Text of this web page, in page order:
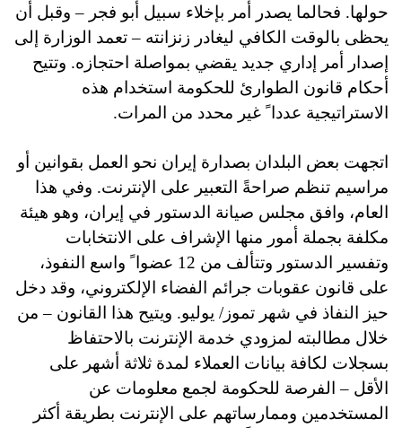
حولها. فحالما يصدر أمر بإخلاء سبيل أبو فجر – وقبل أن
يحظى بالوقت الكافي ليغادر زنزانته – تعمد الوزارة إلى
إصدار أمر إداري جديد يقضي بمواصلة احتجازه. وتتيح
أحكام قانون الطوارئ للحكومة استخدام هذه
الاستراتيجية عددا ً غير محدد من المرات.
اتجهت بعض البلدان بصدارة إيران نحو العمل بقوانين أو
مراسيم تنظم صراحةً التعبير على الإنترنت. وفي هذا
العام، وافق مجلس صيانة الدستور في إيران، وهو هيئة
مكلفة بجملة أمور منها الإشراف على الانتخابات
وتفسير الدستور وتتألف من 12 عضوا ً واسع النفوذ،
على قانون عقوبات جرائم الفضاء الإلكتروني، وقد دخل
حيز النفاذ في شهر تموز/ يوليو. ويتيح هذا القانون – من
خلال مطالبته لمزودي خدمة الإنترنت بالاحتفاظ
بسجلات لكافة بيانات العملاء لمدة ثلاثة أشهر على
الأقل – الفرصة للحكومة لجمع معلومات عن
المستخدمين وممارساتهم على الإنترنت بطريقة أكثر